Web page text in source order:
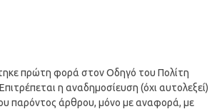
πρώτη φορά στον Οδηγό του Πολίτη
η αναδημοσίευση (όχι αυτολεξεί)
παρόντος άρθρου, μόνο με αναφορά, με